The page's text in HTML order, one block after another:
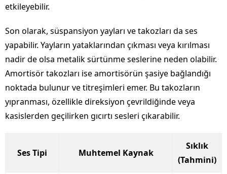
etkileyebilir.
Son olarak, süspansiyon yayları ve takozları da ses
yapabilir. Yayların yataklarından çıkması veya kırılması
nadir de olsa metalik sürtünme seslerine neden olabilir.
Amortisör takozları ise amortisörün şasiye bağlandığı
noktada bulunur ve titreşimleri emer. Bu takozların
yıpranması, özellikle direksiyon çevrildiğinde veya
kasislerden geçilirken gıcırtı sesleri çıkarabilir.
Ses Tipi Muhtemel Kaynak
Sıklık
(Tahmini)